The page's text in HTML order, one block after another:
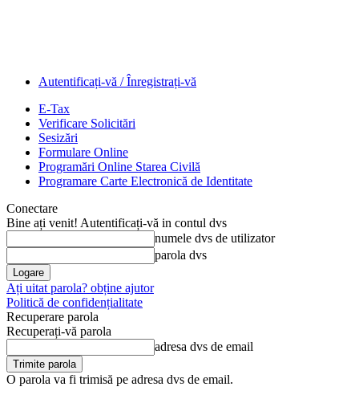
Autentificați-vă / Înregistrați-vă
E-Tax
Verificare Solicitări
Sesizări
Formulare Online
Programări Online Starea Civilă
Programare Carte Electronică de Identitate
Conectare
Bine ați venit! Autentificați-vă in contul dvs
numele dvs de utilizator
parola dvs
Ați uitat parola? obține ajutor
Politică de confidențialitate
Recuperare parola
Recuperați-vă parola
adresa dvs de email
O parola va fi trimisă pe adresa dvs de email.